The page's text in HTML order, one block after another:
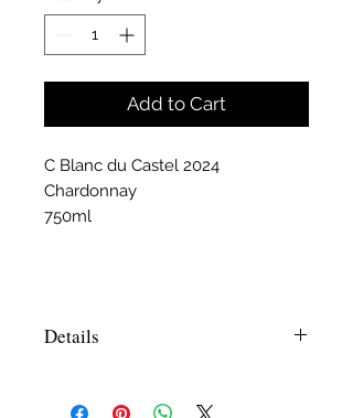
Add to Cart
C Blanc du Castel 2024
Chardonnay
750ml
Details
Chardonnay and comes from a hill